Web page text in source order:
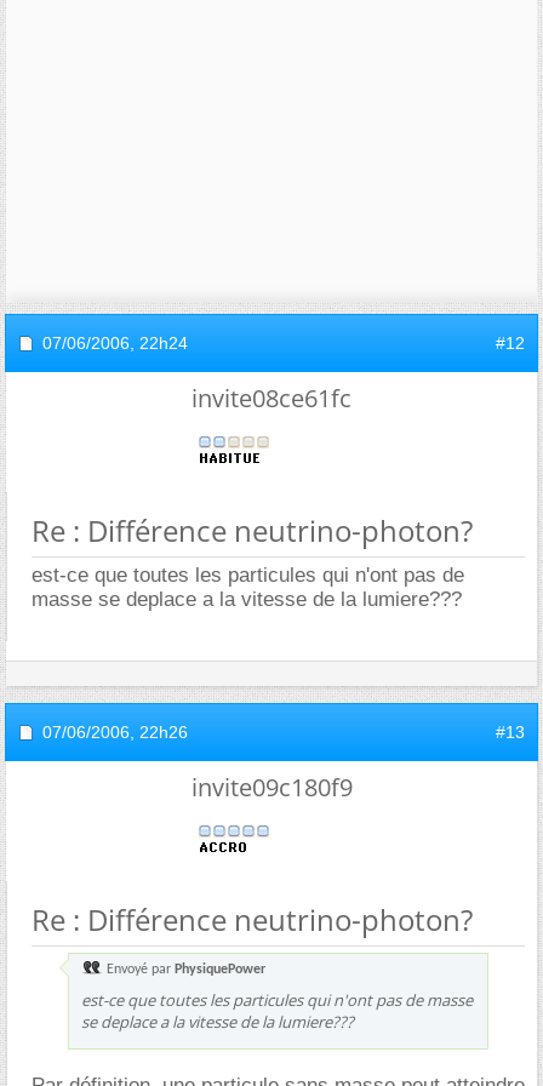
07/06/2006, 22h24 #12
invite08ce61fc
Re : Différence neutrino-photon?
est-ce que toutes les particules qui n'ont pas de
masse se deplace a la vitesse de la lumiere???
07/06/2006, 22h26 #13
invite09c180f9
Re : Différence neutrino-photon?
Envoyé par PhysiquePower
est-ce que toutes les particules qui n'ont pas de masse
se deplace a la vitesse de la lumiere???